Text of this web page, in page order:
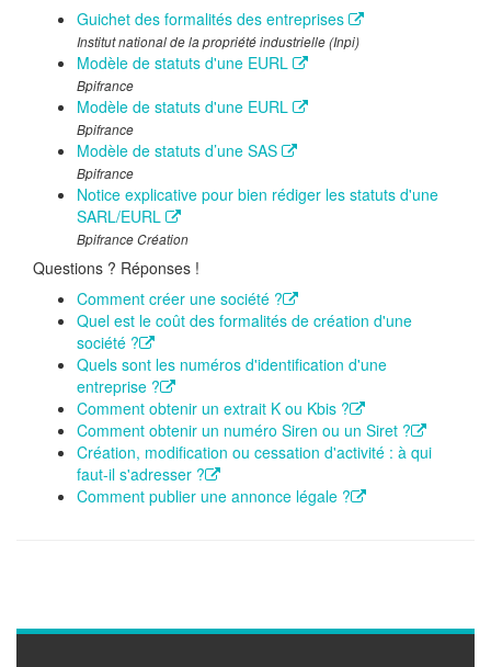
Guichet des formalités des entreprises
Institut national de la propriété industrielle (Inpi)
Modèle de statuts d'une EURL
Bpifrance
Modèle de statuts d'une EURL
Bpifrance
Modèle de statuts d’une SAS
Bpifrance
Notice explicative pour bien rédiger les statuts d'une
SARL/EURL
Bpifrance Création
Questions ? Réponses !
Comment créer une société ?
Quel est le coût des formalités de création d'une
société ?
Quels sont les numéros d'identification d'une
entreprise ?
Comment obtenir un extrait K ou Kbis ?
Comment obtenir un numéro Siren ou un Siret ?
Création, modification ou cessation d'activité : à qui
faut-il s'adresser ?
Comment publier une annonce légale ?